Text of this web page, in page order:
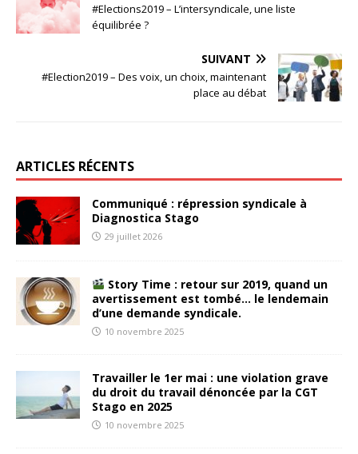
#Elections2019 – L’intersyndicale, une liste
équilibrée ?
SUIVANT
#Election2019 – Des voix, un choix, maintenant
place au débat
ARTICLES RÉCENTS
Communiqué : répression syndicale à
Diagnostica Stago
29 juillet 2026
Story Time : retour sur 2019, quand un
avertissement est tombé… le lendemain
d’une demande syndicale.
10 novembre 2025
Travailler le 1er mai : une violation grave
du droit du travail dénoncée par la CGT
Stago en 2025
10 novembre 2025